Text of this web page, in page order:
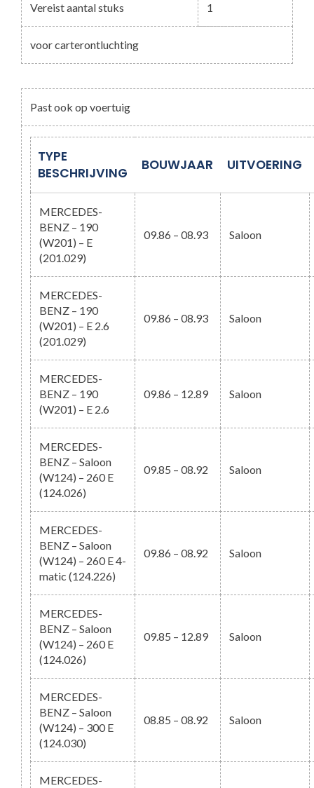
Vereist aantal stuks 1
voor carterontluchting
Past ook op voertuig
TYPE
BESCHRIJVING
BOUWJAAR UITVOERING
MERCEDES-
BENZ – 190
(W201) – E
(201.029)
09.86 – 08.93 Saloon
MERCEDES-
BENZ – 190
(W201) – E 2.6
(201.029)
09.86 – 08.93 Saloon
MERCEDES-
BENZ – 190
(W201) – E 2.6
09.86 – 12.89 Saloon
MERCEDES-
BENZ – Saloon
(W124) – 260 E
(124.026)
09.85 – 08.92 Saloon
MERCEDES-
BENZ – Saloon
(W124) – 260 E 4-
matic (124.226)
09.86 – 08.92 Saloon
MERCEDES-
BENZ – Saloon
(W124) – 260 E
(124.026)
09.85 – 12.89 Saloon
MERCEDES-
BENZ – Saloon
(W124) – 300 E
(124.030)
08.85 – 08.92 Saloon
MERCEDES-